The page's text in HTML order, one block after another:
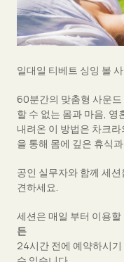
일대일 티베트 싱잉 볼
60분간의 맞춤형 사운
할 수 없는 몸과 마음, 영
내려온 이 방법은 차크
을 통해 몸에 깊은 휴식
공인 실무자와 함께 세
견하세요.
세션은 매일 부터 이용할
든
24시간 전에 예약하시